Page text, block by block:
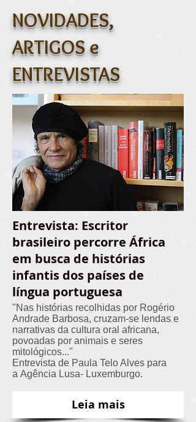
NOVIDADES,
ARTIGOS e
ENTREVISTAS
Entrevista: Escritor
brasileiro percorre África
em busca de histórias
infantis dos países de
língua portuguesa
"Nas histórias recolhidas por Rogério
Andrade Barbosa, cruzam-se lendas e
narrativas da cultura oral africana,
povoadas por animais e seres
mitológicos..."
Entrevista de Paula Telo Alves para
a Agência Lusa- Luxemburgo.
Leia mais